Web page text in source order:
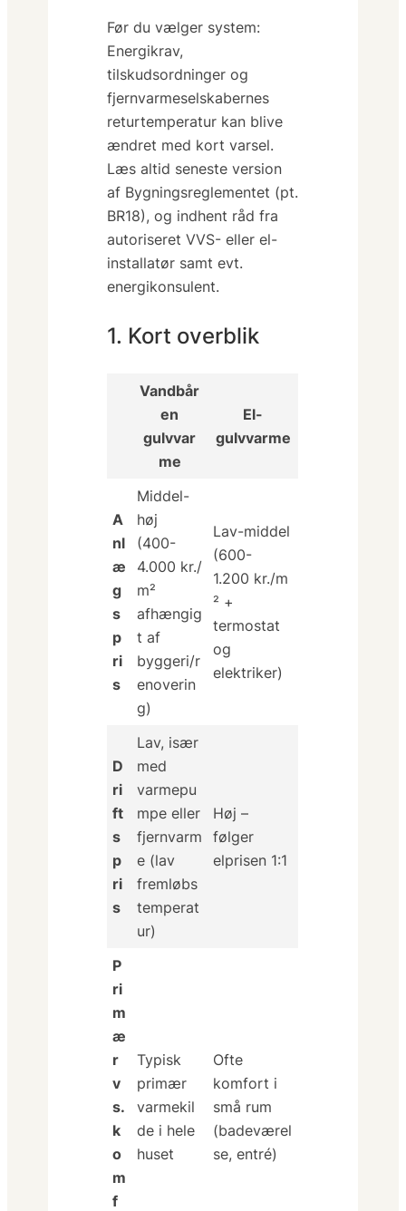
Før du vælger system:
Energikrav,
tilskudsordninger og
fjernvarmeselskabernes
returtemperatur kan blive
ændret med kort varsel.
Læs altid seneste version
af Bygningsreglementet (pt.
BR18), og indhent råd fra
autoriseret VVS- eller el-
installatør samt evt.
energikonsulent.
1. Kort overblik
Vandbår
en
gulvvar
me
El-
gulvvarme
A
nl
æ
g
s
p
ri
s
Middel-
høj
(400-
4.000 kr./
m²
afhængig
t af
byggeri/r
enoverin
g)
Lav-middel
(600-
1.200 kr./m
² +
termostat
og
elektriker)
D
ri
ft
s
p
ri
s
Lav, især
med
varmepu
mpe eller
fjernvarm
e (lav
fremløbs
temperat
ur)
Høj –
følger
elprisen 1:1
P
ri
m
æ
r
v
s.
k
o
m
f
Typisk
primær
varmekil
de i hele
huset
Ofte
komfort i
små rum
(badeværel
se, entré)